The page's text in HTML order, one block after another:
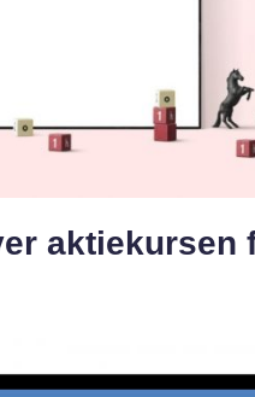
aktiekursen